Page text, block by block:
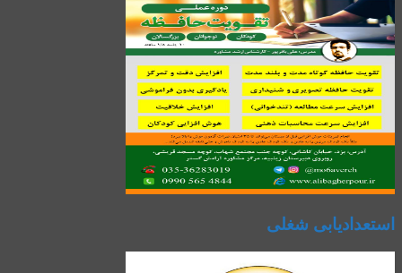
استعدادیابی شغلی